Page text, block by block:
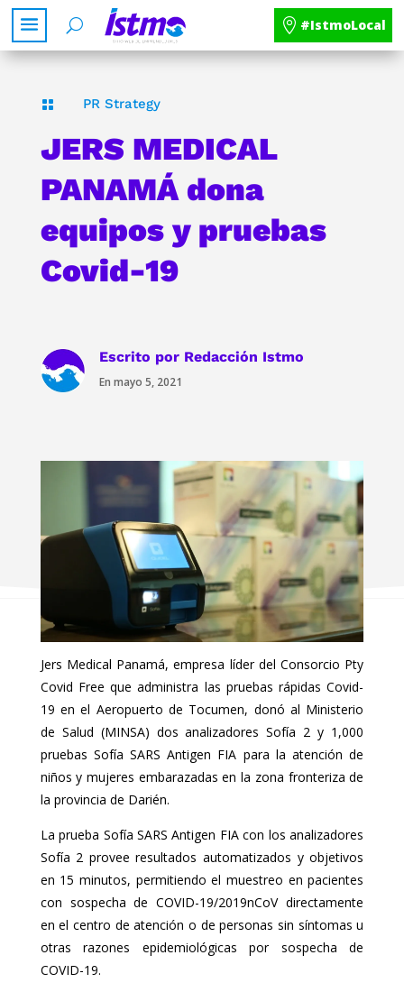
#IstmoLocal
 PR Strategy
JERS MEDICAL
PANAMÁ dona
equipos y pruebas
Covid-19
Escrito por Redacción Istmo
En mayo 5, 2021
Jers Medical Panamá, empresa líder del Consorcio Pty
Covid Free que administra las pruebas rápidas Covid-
19 en el Aeropuerto de Tocumen, donó al Ministerio
de Salud (MINSA) dos analizadores Sofía 2 y 1,000
pruebas Sofía SARS Antigen FIA para la atención de
niños y mujeres embarazadas en la zona fronteriza de
la provincia de Darién.
La prueba Sofía SARS Antigen FIA con los analizadores
Sofía 2 provee resultados automatizados y objetivos
en 15 minutos, permitiendo el muestreo en pacientes
con sospecha de COVID-19/2019nCoV directamente
en el centro de atención o de personas sin síntomas u
otras razones epidemiológicas por sospecha de
COVID-19.